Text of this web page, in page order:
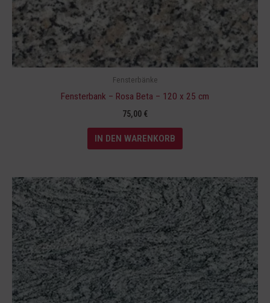
Fensterbänke
Fensterbank – Rosa Beta – 120 x 25 cm
75,00 €
IN DEN WARENKORB